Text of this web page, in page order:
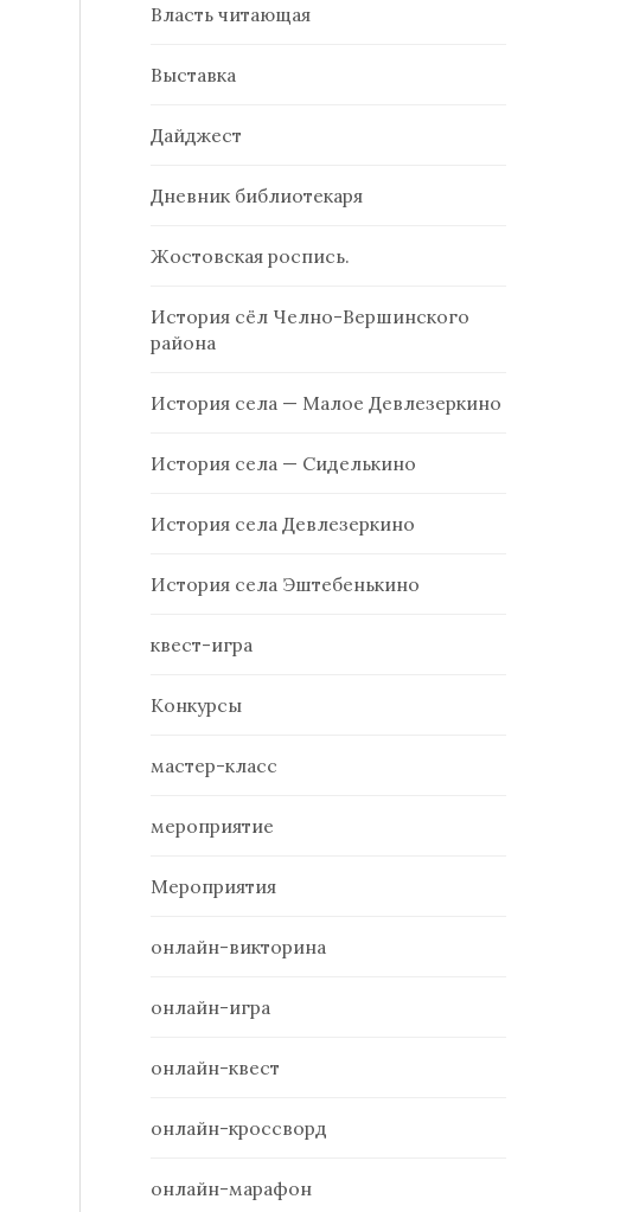
Власть читающая
Выставка
Дайджест
Дневник библиотекаря
Жостовская роспись.
История сёл Челно-Вершинского
района
История села — Малое Девлезеркино
История села — Сиделькино
История села Девлезеркино
История села Эштебенькино
квест-игра
Конкурсы
мастер-класс
мероприятие
Мероприятия
онлайн-викторина
онлайн-игра
онлайн-квест
онлайн-кроссворд
онлайн-марафон